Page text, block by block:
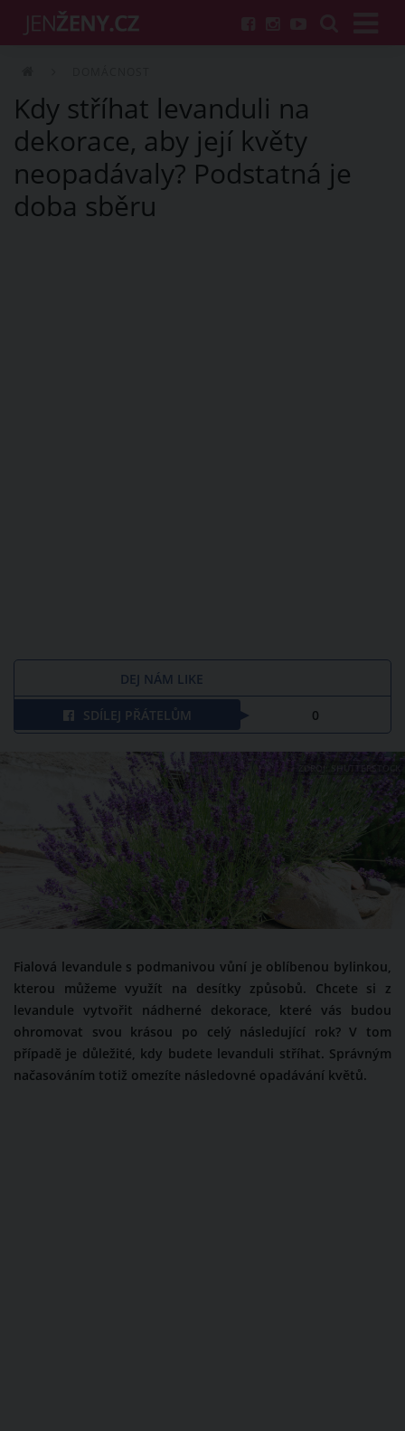
Kdy stříhat levanduli na
dekorace, aby její květy
neopadávaly? Podstatná je
doba sběru
DEJ NÁM LIKE
SDÍLEJ PŘÁTELŮM 0
ZDROJ: SHUTTERSTOCK
Fialová levandule s podmanivou vůní je oblíbenou bylinkou,
kterou můžeme využít na desítky způsobů. Chcete si z
levandule vytvořit nádherné dekorace, které vás budou
ohromovat svou krásou po celý následující rok? V tom
případě je důležité, kdy budete levanduli stříhat. Správným
načasováním totiž omezíte následovné opadávání květů.